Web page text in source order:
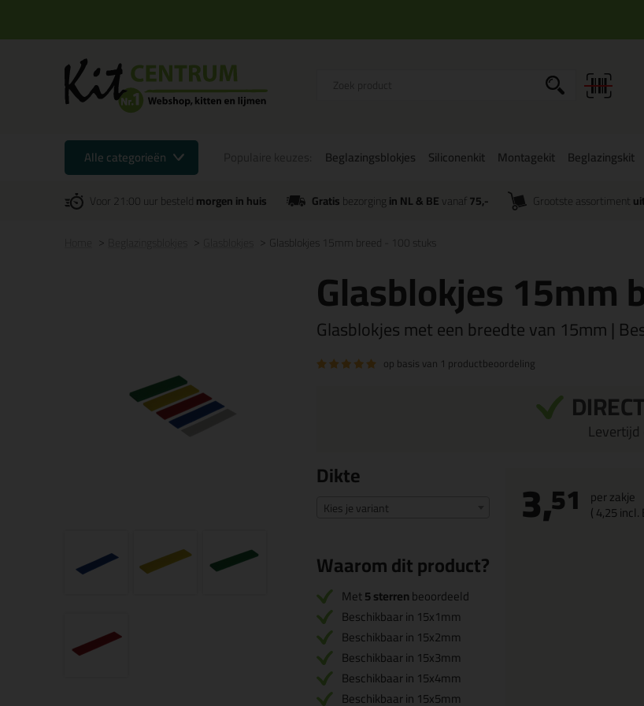
Alle categorieën Beglazingsblokjes Siliconenkit Montagekit Beglazingskit
Voor 21:00 uur besteldmorgen in huis Gratisbezorgingin NL & BEvanaf 75,- Grootste assortiment
Glasblokjes 15mm breed - 100 stuks
Glasblokjes 15mm
Glasblokjes met een breedte van 15mm |
op basis van 1 productbeoordeling
Dikte
Kies je variant
Waarom dit product?
Met5 sterrenbeoordeeld
Beschikbaar in 15x1mm
Beschikbaar in 15x2mm
Beschikbaar in 15x3mm
Beschikbaar in 15x4mm
Beschikbaar in 15x5mm
3,51 per zakje
(4,25incl.